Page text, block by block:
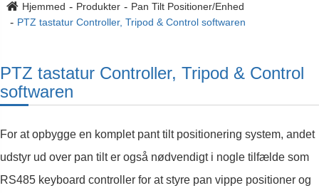
Hjemmed Produkter
Pan Tilt Positioner/Enhed
PTZ tastatur Controller, Tripod & Control softwaren
PTZ tastatur Controller, Tripod & Control
softwaren
For at opbygge en komplet pant tilt positionering system, andet
udstyr ud over pan tilt er også nødvendigt i nogle tilfælde som
RS485 keyboard controller for at styre pan vippe positioner og